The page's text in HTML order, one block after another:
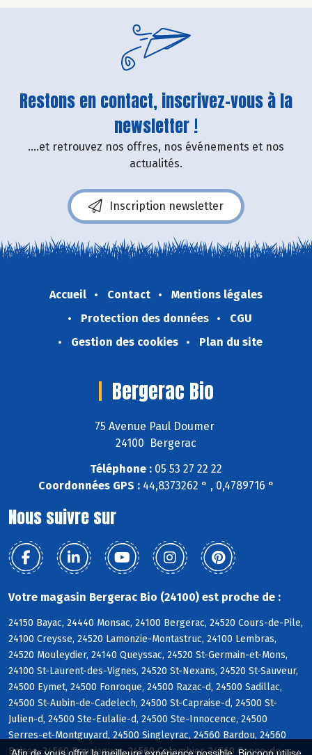
Restons en contact, inscrivez-vous à la
newsletter !
....et retrouvez nos offres, nos événements et nos
actualités.
Inscription newsletter
Accueil Contact
Mentions légales
Protection des données
CGU
Gestion des cookies
Plan du site
Bergerac Bio
75 Avenue Paul Doumer
24100 Bergerac
Téléphone : 05 53 27 22 22
Coordonnées GPS :44,8373262 ° , 0,4789716 °
Nous suivre sur
Votre magasin Bergerac Bio (24100) est proche de :
24150 Bayac, 24440 Monsac, 24100 Bergerac, 24520 Cours-de-Pile,
24100 Creysse, 24520 Lamonzie-Montastruc, 24100 Lembras,
24520 Mouleydier, 24140 Queyssac, 24520 St-Germain-et-Mons,
24100 St-Laurent-des-Vignes, 24520 St-Nexans, 24520 St-Sauveur,
24500 Eymet, 24500 Fonroque, 24500 Razac-d, 24500 Sadillac,
24500 St-Aubin-de-Cadelech, 24500 St-Capraise-d, 24500 St-
Julien-d, 24500 Ste-Eulalie-d, 24500 Ste-Innocence, 24500
Serres-et-Montguyard, 24500 Singleyrac, 24560 Bardou, 24560
Boisse, 24560 Bouniagues, 24560 Colombier, 24560 Conne-de-